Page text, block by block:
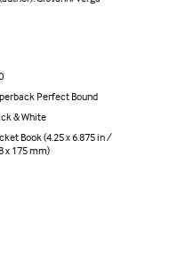
Perfect Bound
& White
Book (4.25 x 6.875 in /
x 175 mm)